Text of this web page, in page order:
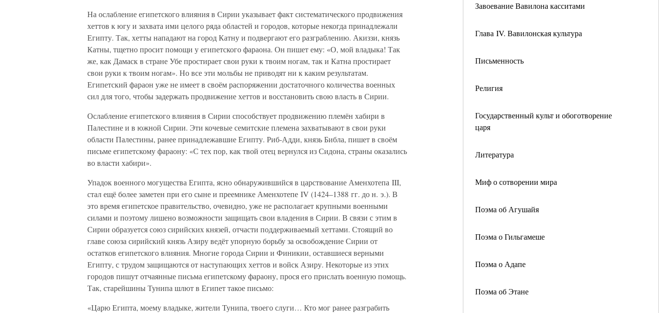
Завоевание Вавилона касситами
Глава IV. Вавилонская культура
Письменность
Религия
Государственный культ и обоготворение
царя
Литература
Миф о сотворении мира
Поэма об Агушайя
Поэма о Гильгамеше
Поэма о Адапе
Поэма об Этане
На ослабление египетского влияния в Сирии указывает факт систематического продвижения
хеттов к югу и захвата ими целого ряда областей и городов, которые некогда принадлежали
Египту. Так, хетты нападают на город Катну и подвергают его разграблению. Акиззи, князь
Катны, тщетно просит помощи у египетского фараона. Он пишет ему: «О, мой владыка! Так
же, как Дамаск в стране Убе простирает свои руки к твоим ногам, так и Катна простирает
свои руки к твоим ногам». Но все эти мольбы не приводят ни к каким результатам.
Египетский фараон уже не имеет в своём распоряжении достаточного количества военных
сил для того, чтобы задержать продвижение хеттов и восстановить свою власть в Сирии.
Ослабление египетского влияния в Сирии способствует продвижению племён хабири в
Палестине и в южной Сирии. Эти кочевые семитские племена захватывают в свои руки
области Палестины, ранее принадлежавшие Египту. Риб-Адди, князь Библа, пишет в своём
письме египетскому фараону: «С тех пор, как твой отец вернулся из Сидона, страны оказались
во власти хабири».
Упадок военного могущества Египта, ясно обнаружившийся в царствование Аменхотепа III,
стал ещё более заметен при его сыне и преемнике Аменхотепе IV (1424–1388 гг. до н. э.). В
это время египетское правительство, очевидно, уже не располагает крупными военными
силами и поэтому лишено возможности защищать свои владения в Сирии. В связи с этим в
Сирии образуется союз сирийских князей, отчасти поддерживаемый хеттами. Стоящий во
главе союза сирийский князь Азиру ведёт упорную борьбу за освобождение Сирии от
остатков египетского влияния. Многие города Сирии и Финикии, оставшиеся верными
Египту, с трудом защищаются от наступающих хеттов и войск Азиру. Некоторые из этих
городов пишут отчаянные письма египетскому фараону, прося его прислать военную помощь.
Так, старейшины Тунипа шлют в Египет такое письмо:
«Царю Египта, моему владыке, жители Тунипа, твоего слуги… Кто мог ранее разграбить